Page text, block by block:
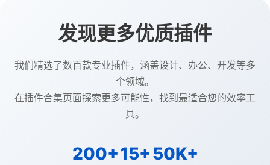
发现更多优质插件
我们精选了数百款专业插件，涵盖设计、办公、开发等多
个领域。
在插件合集页面探索更多可能性，找到最适合您的效率工
具。
200+15+50K+